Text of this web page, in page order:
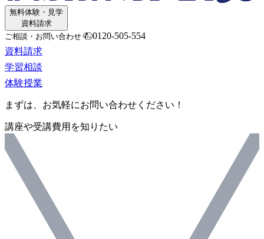
無料体験・見学
資料請求
ご相談・お問い合わせ
0120-505-554
資料請求
学習相談
体験授業
まずは、お気軽にお問い合わせください！
講座や受講費用を知りたい